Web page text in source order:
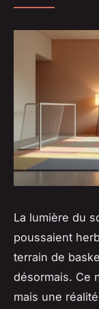
La lumière du
poussaient
terrain de
désormais. Ce
mais une